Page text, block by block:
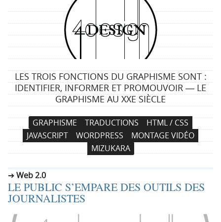
4
d
e
s
i
g
n
LES TROIS FONCTIONS DU GRAPHISME SONT :
IDENTIFIER, INFORMER ET PROMOUVOIR ― LE
GRAPHISME AU XXE SIÈCLE
a
t
i
a
u
c
GRAPHISME TRADUCTIONS
HTML / CSS
JAVASCRIPT
WORDPRESS
MONTAGE VIDÉO
MIZUKARA
Web 2.0
LE PUBLIC S’EMPARE DES OUTILS DES
JOURNALISTES